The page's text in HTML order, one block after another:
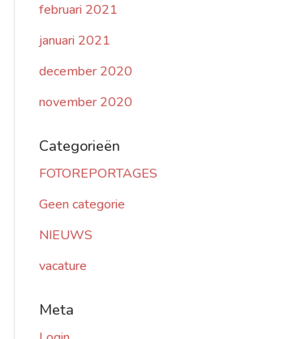
februari 2021
januari 2021
december 2020
november 2020
Categorieën
FOTOREPORTAGES
Geen categorie
NIEUWS
vacature
Meta